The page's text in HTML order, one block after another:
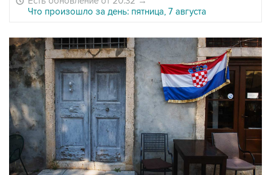
Что произошло за день: пятница, 7 августа